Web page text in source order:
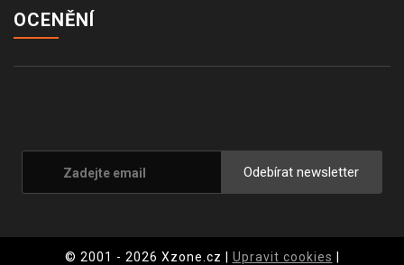
OCENĚNÍ
Odebírat newsletter
© 2001 - 2026 Xzone.cz | Upravit cookies